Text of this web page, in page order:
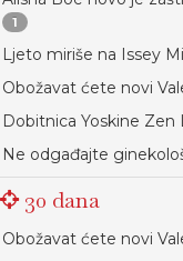
1
Ljeto miriše na Issey
Obožavat ćete novi
Dobitnica Yoskine Zen
Ne odgađajte
30 dana
Obožavat ćete novi